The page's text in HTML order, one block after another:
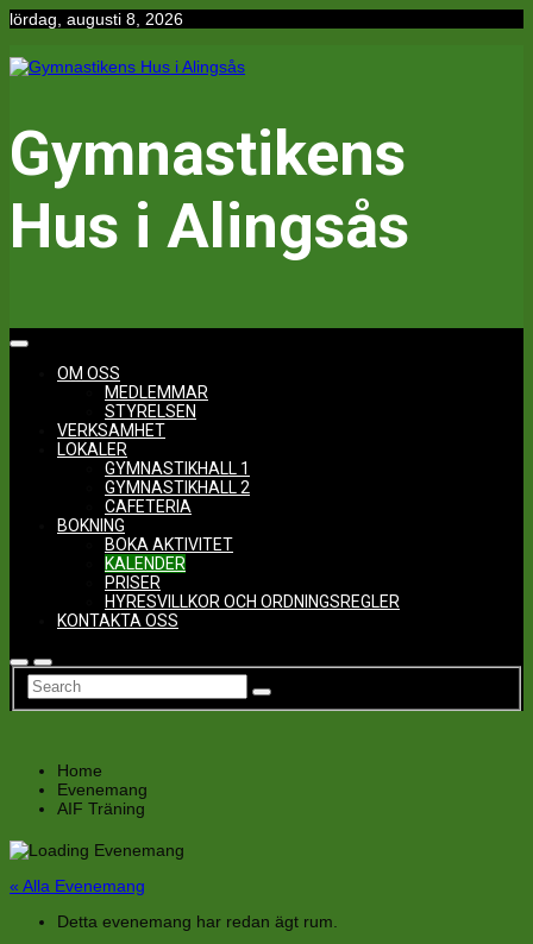
Hoppa
innehåll
lördag, augusti 8, 2026
Gymnastikens
Hus i Alingsås
OM OSS
MEDLEMMAR
STYRELSEN
VERKSAMHET
LOKALER
GYMNASTIKHALL 1
GYMNASTIKHALL 2
CAFETERIA
BOKNING
BOKA AKTIVITET
KALENDER
PRISER
HYRESVILLKOR OCH ORDNINGSREGLER
KONTAKTA OSS
Home
Evenemang
AIF Träning
« Alla Evenemang
Detta evenemang har redan ägt rum.